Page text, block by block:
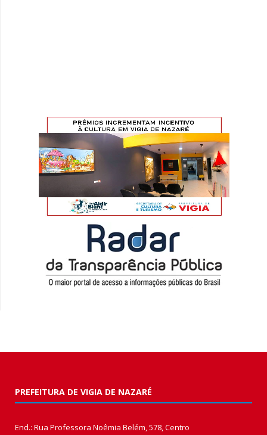
PREFEITURA DE VIGIA DE NAZARÉ
End.: Rua Professora Noêmia Belém, 578, Centro